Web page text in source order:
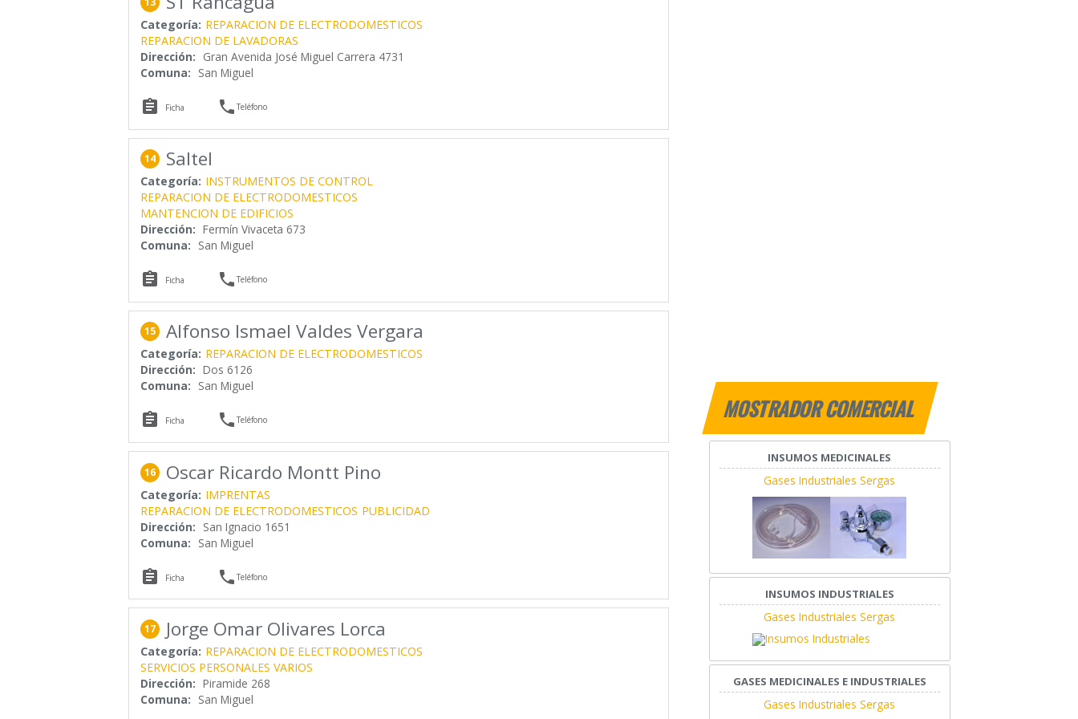
MOSTRADOR COMERCIAL
INSUMOS MEDICINALES
Gases Industriales Sergas
INSUMOS INDUSTRIALES
Gases Industriales Sergas
GASES MEDICINALES E INDUSTRIALES
Gases Industriales Sergas
Categoría: REPARACION DE ELECTRODOMESTICOS
REPARACION DE LAVADORAS
Dirección: Gran Avenida José Miguel Carrera 4731
Comuna: San Miguel
 Ficha Teléfono
14 Saltel
Categoría: INSTRUMENTOS DE CONTROL
REPARACION DE ELECTRODOMESTICOS
MANTENCION DE EDIFICIOS
Dirección: Fermín Vivaceta 673
Comuna: San Miguel
 Ficha Teléfono
15 Alfonso Ismael Valdes Vergara
Categoría: REPARACION DE ELECTRODOMESTICOS
Dirección: Dos 6126
Comuna: San Miguel
 Ficha Teléfono
16 Oscar Ricardo Montt Pino
Categoría: IMPRENTAS
REPARACION DE ELECTRODOMESTICOS PUBLICIDAD
Dirección: San Ignacio 1651
Comuna: San Miguel
 Ficha Teléfono
17 Jorge Omar Olivares Lorca
Categoría: REPARACION DE ELECTRODOMESTICOS
SERVICIOS PERSONALES VARIOS
Dirección: Piramide 268
Comuna: San Miguel